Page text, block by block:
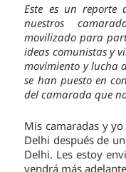
Este es un
nuestros
movilizado para
ideas comunistas y
movimiento y lucha
se han puesto en
del camarada que
Mis camaradas y
Delhi después de
Delhi. Les estoy
vendrá más